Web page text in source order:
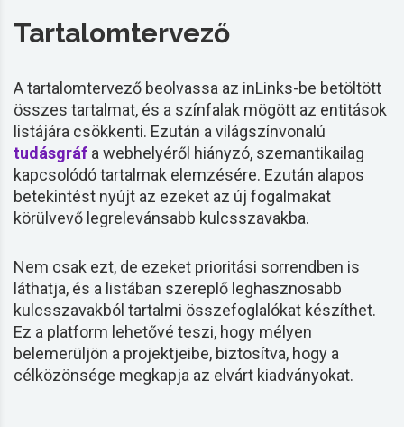
Tartalomtervező
A tartalomtervező beolvassa az inLinks-be betöltött
összes tartalmat, és a színfalak mögött az entitások
listájára csökkenti. Ezután a világszínvonalú
tudásgráf a webhelyéről hiányzó, szemantikailag
kapcsolódó tartalmak elemzésére. Ezután alapos
betekintést nyújt az ezeket az új fogalmakat
körülvevő legrelevánsabb kulcsszavakba.
Nem csak ezt, de ezeket prioritási sorrendben is
láthatja, és a listában szereplő leghasznosabb
kulcsszavakból tartalmi összefoglalókat készíthet.
Ez a platform lehetővé teszi, hogy mélyen
belemerüljön a projektjeibe, biztosítva, hogy a
célközönsége megkapja az elvárt kiadványokat.